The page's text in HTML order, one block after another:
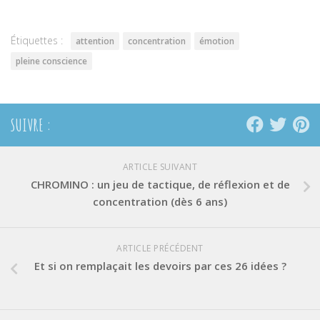
Étiquettes : attention concentration
émotion
pleine conscience
SUIVRE :
ARTICLE SUIVANT
CHROMINO : un jeu de tactique, de réflexion et de
concentration (dès 6 ans)
ARTICLE PRÉCÉDENT
Et si on remplaçait les devoirs par ces 26 idées ?